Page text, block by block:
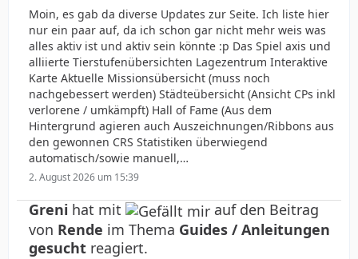
Moin, es gab da diverse Updates zur Seite. Ich liste hier
nur ein paar auf, da ich schon gar nicht mehr weis was
alles aktiv ist und aktiv sein könnte :p Das Spiel axis und
alliierte Tierstufenübersichten Lagezentrum Interaktive
Karte Aktuelle Missionsübersicht (muss noch
nachgebessert werden) Städteübersicht (Ansicht CPs inkl
verlorene / umkämpft) Hall of Fame (Aus dem
Hintergrund agieren auch Auszeichnungen/Ribbons aus
den gewonnen CRS Statistiken überwiegend
automatisch/sowie manuell,…
2. August 2026 um 15:39
Greni hat mit
auf den Beitrag
von Rende im Thema Guides / Anleitungen
gesucht reagiert.